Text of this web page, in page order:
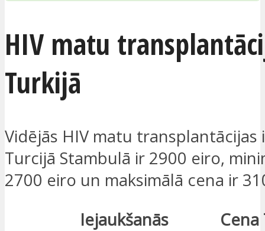
HIV matu
Turkijā
Vidējās HIV matu transplantācijas
Turcijā Stambulā ir 2900 eiro,
2700 eiro un maksimālā cena ir
Iejaukšanās